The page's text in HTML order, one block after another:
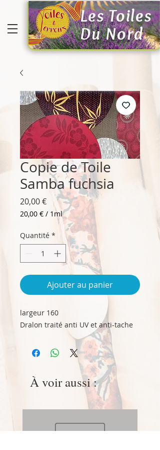
Les Toiles
Du Nord
Copie de Toile
Samba fuchsia
20,00 €Prix
20,00 € / 1ml
pour
1
Millilitre
Quantité *
Ajouter au panier
largeur 160
Dralon traité anti UV et anti-tache
À voir aussi :